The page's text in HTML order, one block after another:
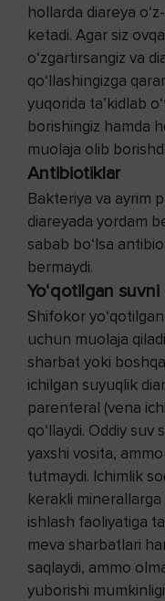
hollarda diareya
ketadi. Agar siz
o‘zgartirsangiz va
qo‘llashingizga
yuqorida ta’kidlab
borishingiz hamda
muolaja olib
Antibiotiklar
Bakteriya va ayrim
diareyada yordam
sabab bo‘lsa
bermaydi.
Yo‘qotilgan
Shifokor
uchun muolaja
sharbat yoki
ichilgan suyuqlik
parenteral (vena
qo‘llaydi. Oddiy suv
yaxshi vosita,
tutmaydi. Ichimlik
kerakli
ishlash faoliyatiga
meva sharbatlari
saqlaydi, ammo
yuborishi